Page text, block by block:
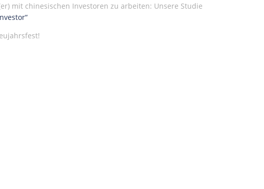
mit chinesischen Investoren zu arbeiten: Unsere Studie